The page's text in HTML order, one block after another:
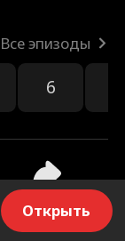
Все эпизоды
6
Поделиться
Открыть